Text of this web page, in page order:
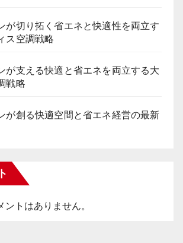
が切り拓く省エネと快適性を両立す
ス空調戦略
が支える快適と省エネを両立する大
戦略
が創る快適空間と省エネ経営の最新
ントはありません。